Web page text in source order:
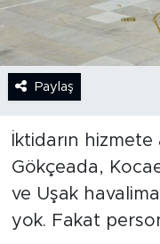
Paylaş
İktidarın hizmete
Gökçeada,
ve Uşak
yok. Fakat
NOSTALJİ
KULİS
DİNİ
POLİTİKA